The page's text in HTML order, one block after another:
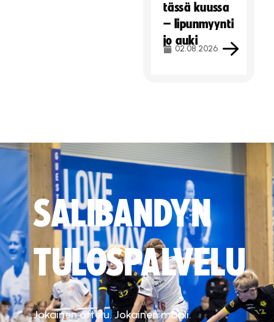
tässä kuussa
– lipunmyynti
jo auki
02.08.2026
SALIBANDYN
TULOSPALVELU
Jokainen ottelu. Jokainen maali.